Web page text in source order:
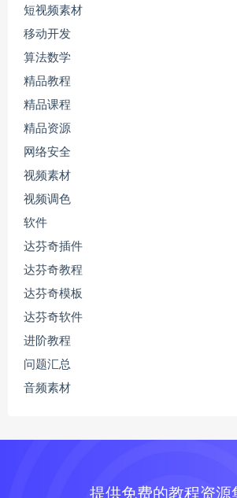
短视频素材
移动开发
算法数学
精品教程
精品课程
精品资源
网络安全
视频素材
视频调色
软件
达芬奇插件
达芬奇教程
达芬奇模板
达芬奇软件
进阶教程
问题汇总
音频素材
提供免费的教程资源